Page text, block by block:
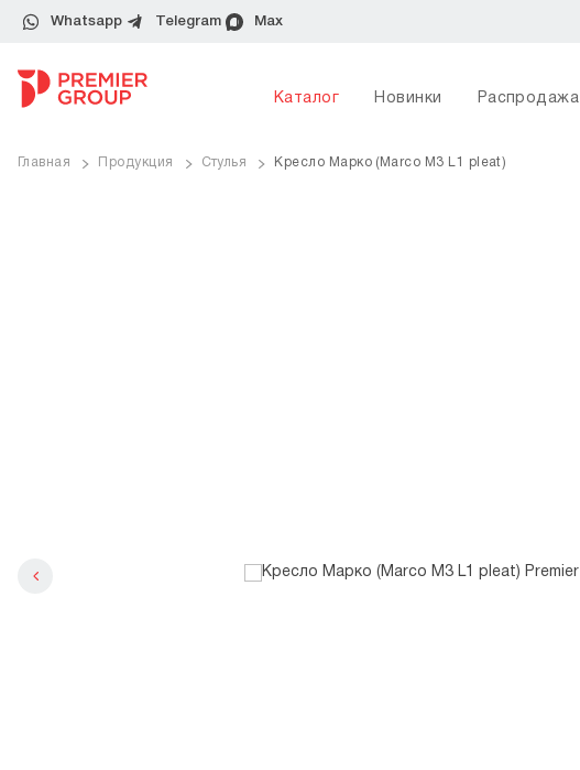
Whatsapp Telegram Max
Каталог Новинки Распродажа
Главная Продукция Стулья Кресло Марко (Marco M3 L1 pleat)